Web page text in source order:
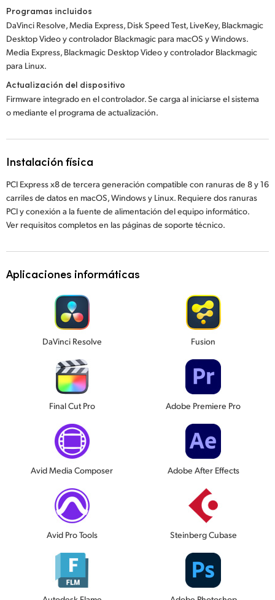
Programas incluidos
DaVinci Resolve, Media Express, Disk Speed Test, LiveKey, Blackmagic
Desktop Video y controlador Blackmagic para macOS y Windows.
Media Express, Blackmagic Desktop Video y controlador Blackmagic
para Linux.
Actualización del dispositivo
Firmware integrado en el controlador. Se carga al iniciarse el sistema
o mediante el programa de actualización.
Instalación física
PCI Express x8 de tercera generación compatible con ranuras de 8 y 16
carriles de datos en macOS, Windows y Linux. Requiere dos ranuras
PCI y conexión a la fuente de alimentación del equipo informático.
Ver requisitos completos en las páginas de soporte técnico.
Aplicaciones informáticas
DaVinci Resolve Fusion
Final Cut Pro Adobe Premiere Pro
Avid Media Composer Adobe After Effects
Avid Pro Tools Steinberg Cubase